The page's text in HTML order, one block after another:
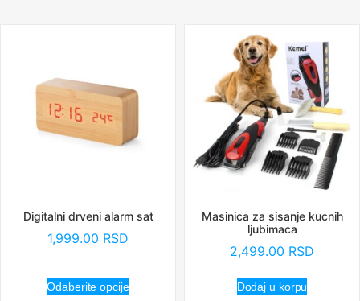
Digitalni drveni alarm sat
1,999.00 RSD
Odaberite opcije
Masinica za sisanje kucnih
ljubimaca
2,499.00 RSD
Dodaj u korpu